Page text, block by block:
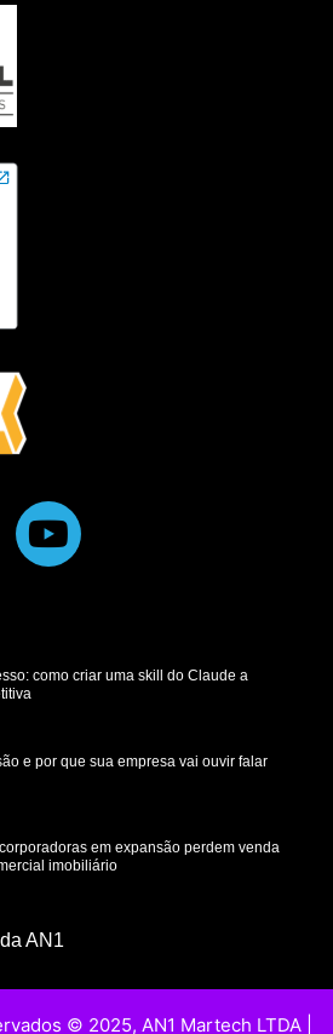
como criar uma skill do Claude a
e por que sua empresa vai ouvir falar
em expansão perdem venda
imobiliário
AN1
© 2025, AN1 Martech LTDA |